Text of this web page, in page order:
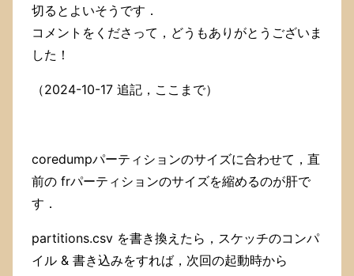
切るとよいそうです．
コメントをくださって，どうもありがとうございま
した！
（2024-10-17 追記，ここまで）
coredumpパーティションのサイズに合わせて，直
前の frパーティションのサイズを縮めるのが肝で
す．
partitions.csv を書き換えたら，スケッチのコンパ
イル & 書き込みをすれば，次回の起動時から